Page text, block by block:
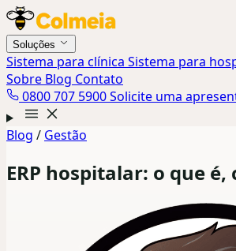
Soluções
Sistema para clínica Sistema para
Sobre Blog Contato
0800 707 5900Solicite uma
Blog / Gestão
ERP hospitalar: o que